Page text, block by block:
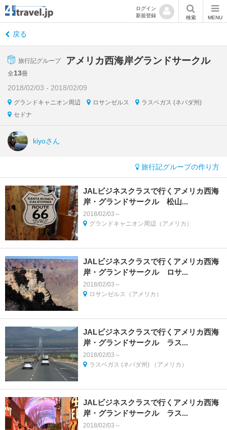
ログイン
新規登録
検索 MENU
戻る
旅行記グループ アメリカ西海岸グランドサークル
全13冊
2018/02/03 - 2018/02/09
グランドキャニオン周辺 ロサンゼルス
ラスベガス (ネバダ州)
セドナ
kiyoさん
旅行記グループの作り方
JALビジネスクラスで行くアメリカ西海
岸・グランドサークル 松山...
2018/02/03～
グランドキャニオン周辺（アメリカ）
JALビジネスクラスで行くアメリカ西海
岸・グランドサークル ロサ...
2018/02/03～
ロサンゼルス（アメリカ）
JALビジネスクラスで行くアメリカ西海
岸・グランドサークル ラス...
2018/02/03～
ラスベガス (ネバダ州) （アメリカ）
JALビジネスクラスで行くアメリカ西海
岸・グランドサークル ラス...
2018/02/03～